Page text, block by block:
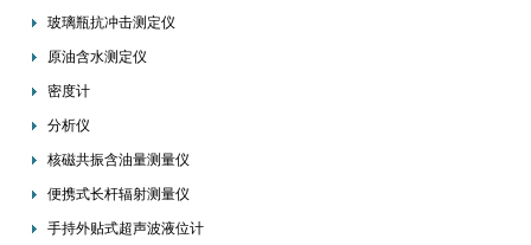
玻璃瓶抗冲击测定仪
原油含水测定仪
密度计
分析仪
核磁共振含油量测量仪
便携式长杆辐射测量仪
手持外贴式超声波液位计